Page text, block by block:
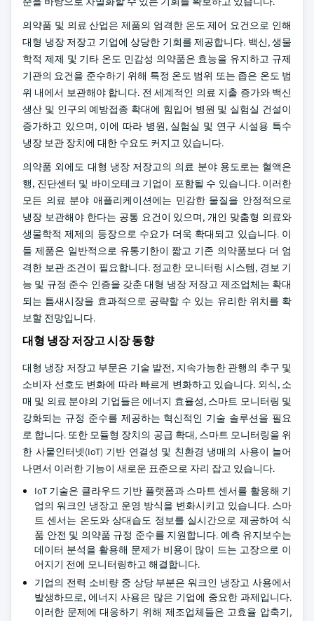
의약품 및 의료 산업은 제품의 엄격한 온도 제어 요건으로 인해
대형 냉장 저장고 기업에 상당한 기회를 제공합니다. 백신, 생물
학적 제제 및 기타 온도 민감성 의약품은 효능을 유지하고 규제
기관의 요건을 준수하기 위해 특정 온도 범위 또는 좁은 온도 범
위 내에서 보관해야 합니다. 전 세계적인 의료 지출 증가와 백신
생산 및 인구의 예방접종 확대에 힘입어 병원 및 실험실 건설이
증가하고 있으며, 이에 따라 병원, 실험실 및 연구 시설용 특수
냉장 보관 장치에 대한 수요도 커지고 있습니다.
의약품 외에도 대형 냉장 저장고의 의료 분야 용도로는 혈액은
행, 진단센터 및 바이오테크 기업이 포함될 수 있습니다. 이러한
모든 의료 분야 애플리케이션에는 민감한 물질을 안정적으로
냉장 보관해야 한다는 공통 요건이 있으며, 개인 맞춤형 의료와
생물학적 제제의 등장으로 수요가 더욱 확대되고 있습니다. 이
들 제품은 일반적으로 유통기한이 짧고 기존 의약품보다 더 엄
격한 보관 조건이 필요합니다. 정교한 모니터링 시스템, 경보 기
능 및 규정 준수 인증을 갖춘 대형 냉장 저장고 제조업체는 확대
되는 틈새시장을 효과적으로 공략할 수 있는 유리한 위치를 확
보할 전망입니다.
대형 냉장 저장고 시장 동향
대형 냉장 저장고 부문은 기술 발전, 지속가능한 관행의 추구 및
소비자 선호도 변화에 따라 빠르게 변화하고 있습니다. 외식, 소
매 및 의료 분야의 기업들은 에너지 효율성, 스마트 모니터링 및
강화되는 규정 준수를 제공하는 혁신적인 기술 솔루션을 필요
로 합니다. 또한 모듈형 장치의 공급 확대, 스마트 모니터링을 위
한 사물인터넷(IoT) 기반 연결성 및 친환경 냉매의 사용이 늘어
나면서 이러한 기능이 새로운 표준으로 자리 잡고 있습니다.
IoT 기술은 클라우드 기반 플랫폼과 스마트 센서를 활용해 기
업의 워크인 냉장고 운영 방식을 변화시키고 있습니다. 스마
트 센서는 온도와 상대습도 정보를 실시간으로 제공하여 식
품 안전 및 의약품 규정 준수를 지원합니다. 예측 유지보수는
데이터 분석을 활용해 문제가 비용이 많이 드는 고장으로 이
어지기 전에 모니터링하고 해결합니다.
기업의 전력 소비량 중 상당 부분은 워크인 냉장고 사용에서
발생하므로, 에너지 사용은 많은 기업에 중요한 과제입니다.
이러한 문제에 대응하기 위해 제조업체들은 고효율 압축기,